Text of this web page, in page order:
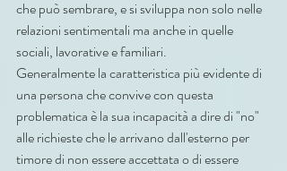
che può sembrare, e si sviluppa non solo nelle
relazioni sentimentali ma anche in quelle
sociali, lavorative e familiari.
Generalmente la caratteristica più evidente di
una persona che convive con questa
problematica è la sua incapacità a dire di "no"
alle richieste che le arrivano dall'esterno per
timore di non essere accettata o di essere